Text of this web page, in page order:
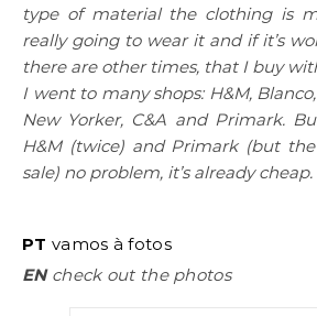
type of material the clothing is
really going to wear it and if it’s
there are other times, that I buy
I went to many shops: H&M,
New Yorker, C&A and Primark.
H&M (twice) and Primark (but
sale) no problem, it’s already cheap.
PT vamos à fotos
ENcheck out the photos